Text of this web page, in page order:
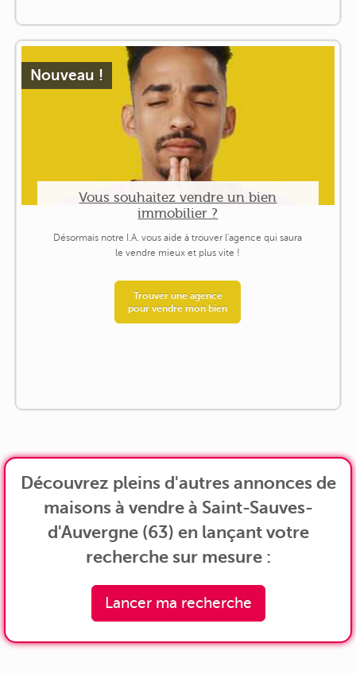
Nouveau !
Vous souhaitez vendre un bien
immobilier ?
Désormais notre I.A. vous aide à trouver l'agence qui saura
le vendre mieux et plus vite !
Trouver une agence
pour vendre mon bien
Découvrez pleins d'autres annonces de
maisons à vendre à Saint-Sauves-
d'Auvergne (63) en lançant votre
recherche sur mesure :
Lancer ma recherche